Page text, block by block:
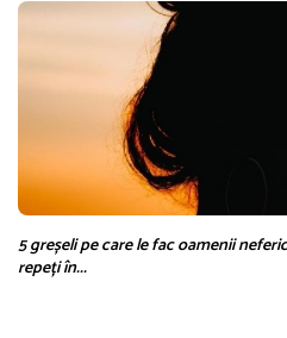
5 greșeli pe care le fac oamenii
repeți în...